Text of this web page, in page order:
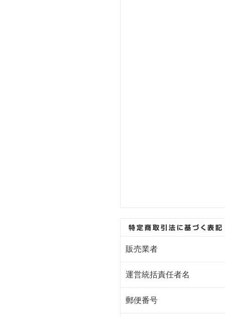
販売業者
運営統括責任者名
郵便番号